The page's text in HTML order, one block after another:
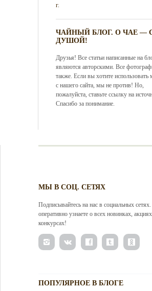
г.
ЧАЙНЫЙ БЛОГ. О ЧАЕ —
ДУШОЙ!
Друзья! Все статьи написанные на
являются авторскими. Все
также. Если вы хотите использовать
с нашего сайта, мы не против! Но,
пожалуйста, ставьте ссылку на
Спасибо за понимание.
МЫ В СОЦ. СЕТЯХ
Подписывайтесь на нас в социальных
оперативно узнаете о всех новинках,
конкурсах!
ПОПУЛЯРНОЕ В БЛОГЕ